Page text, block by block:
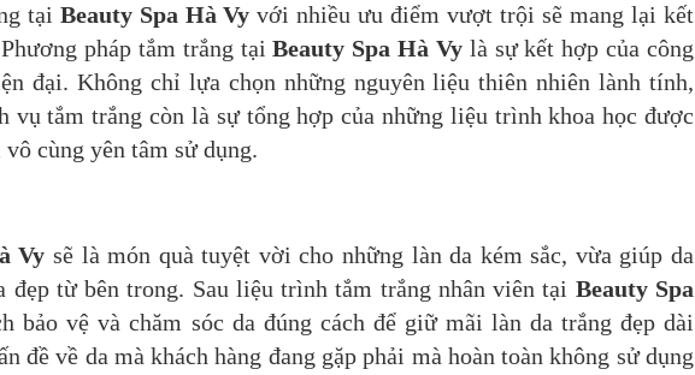
tại Beauty Spa Hà Vyvới nhiều ưu điểm vượt trội sẽ mang lại kết
pháp tắm trắng tạiBeauty Spa Hà Vy là sự kết hợp của công
đại. Không chỉ lựa chọn những nguyên liệu thiên nhiên lành tính,
vụ tắm trắng còn là sự tổng hợp của những liệu trình khoa học được
cùng yên tâm sử dụng.
Vy sẽ là món quà tuyệt vời cho những làn da kém sắc, vừa giúp da
đẹp từ bên trong. Sau liệu trình tắm trắng nhân viên tại Beauty Spa
bảo vệ và chăm sóc da đúng cách để giữ mãi làn da trắng đẹp dài
đề về da mà khách hàng đang gặp phải mà hoàn toàn không sử dụng